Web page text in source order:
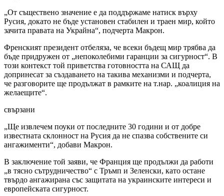
„От съществено значение е да поддържаме натиск върху
Русия, докато не бъде установен стабилен и траен мир, който
зачита правата на Украйна“, подчерта Макрон.
Френският президент отбеляза, че всеки бъдещ мир трябва да
бъде придружен от „непоколебими гаранции за сигурност“. В
този контекст той приветства готовността на САЩ да
допринесат за създаването на такива механизми и подчерта,
че разговорите ще продължат в рамките на т.нар. „коалиция на
желаещите“.
свързани
„Ще извлечем поуки от последните 30 години и от добре
известната склонност на Русия да не спазва собствените си
ангажименти“, добави Макрон.
В заключение той заяви, че Франция ще продължи да работи
„в тясно сътрудничество“ с Тръмп и Зеленски, като остане
твърдо ангажирана със защитата на украинските интереси и
европейската сигурност.